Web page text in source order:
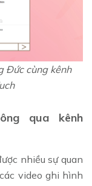
Đức cùng kênh
qua kênh
nhiều sự quan
video ghi hình